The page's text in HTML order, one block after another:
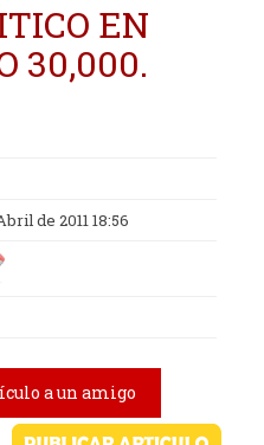
EN
30,000.
de 2011 18:56
a un amigo